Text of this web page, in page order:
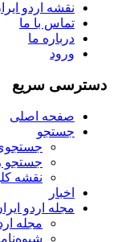
نقشه اردو
تماس با ما
درباره ما
ورود
دسترسی سریع
صفحه اصلی
جستجو
جستجو
نقشه
اخبار
مجله اردو
مجله